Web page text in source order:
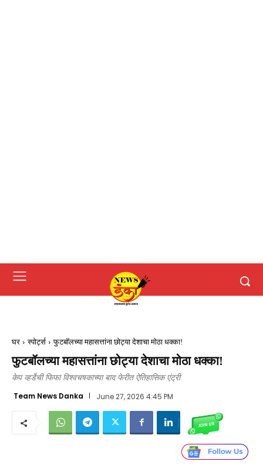
घर स्पोर्ट्स फुटबॉलच्या महासत्तांना छोट्या देशाचा मोठा धक्का!
फुटबॉलच्या महासत्तांना छोट्या देशाचा मोठा धक्का!
केप व्हर्डेची फिफा विश्वचषकाच्या बाद फेरीत ऐतिहासिक एंट्री
Team News Danka June 27, 2026 4:45 PM